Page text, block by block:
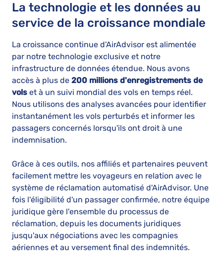
La technologie et les données au
service de la croissance mondiale
La croissance continue d'AirAdvisor est alimentée
par notre technologie exclusive et notre
infrastructure de données étendue. Nous avons
accès à plus de 200 millions d'enregistrements de
vols et à un suivi mondial des vols en temps réel.
Nous utilisons des analyses avancées pour identifier
instantanément les vols perturbés et informer les
passagers concernés lorsqu'ils ont droit à une
indemnisation.
Grâce à ces outils, nos affiliés et partenaires peuvent
facilement mettre les voyageurs en relation avec le
système de réclamation automatisé d'AirAdvisor. Une
fois l'éligibilité d'un passager confirmée, notre équipe
juridique gère l'ensemble du processus de
réclamation, depuis les documents juridiques
jusqu'aux négociations avec les compagnies
aériennes et au versement final des indemnités.